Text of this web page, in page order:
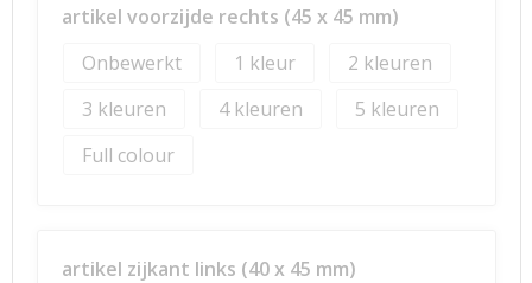
artikel voorzijde rechts (45 x 45 mm)
Onbewerkt
1
2
3
4
5
Full colour
artikel zijkant links (40 x 45 mm)